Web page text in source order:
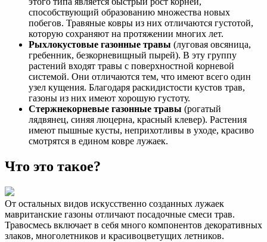
способствующий образованию множества новых
побегов. Травяные ковры из них отличаются густотой,
которую сохраняют на протяжении многих лет.
Рыхлокустовые газонные травы (луговая овсяница,
гребенник, безкорневищный пырей). В эту группу
растений входят травы с поверхностной корневой
системой. Они отличаются тем, что имеют всего один
узел кущения. Благодаря раскидистости кустов трав,
газоны из них имеют хорошую густоту.
Стержнекорневые газонные травы (рогатый
лядвянец, синяя люцерна, красный клевер). Растения
имеют пышные кусты, неприхотливы в уходе, красиво
смотрятся в едином ковре лужаек.
Что это такое?
От остальных видов искусственно созданных лужаек
мавританские газоны отличают посадочные смеси трав.
Травосмесь включает в себя много компонентов декоративных
злаков, многолетников и красивоцветущих летников.